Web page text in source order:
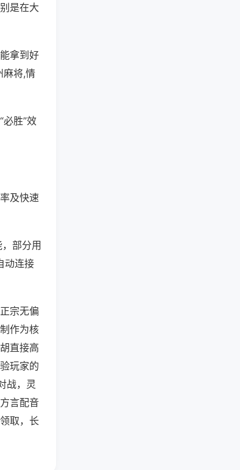
是在大
拿到好
麻将,情
胜”效
及快速
，部分用
动连接
宗无偏
作为核
直接高
玩家的
战，灵
言配音
取，长